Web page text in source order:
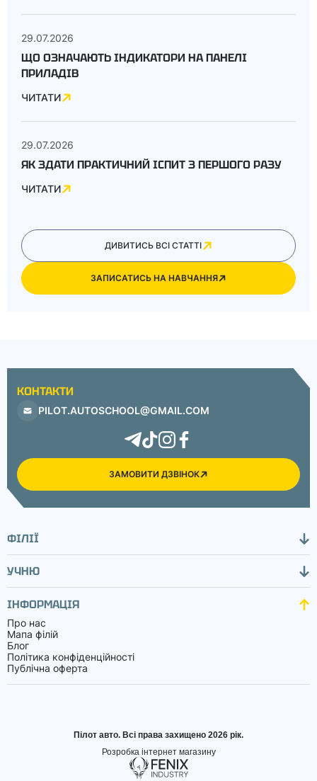
29.07.2026
ЩО ОЗНАЧАЮТЬ ІНДИКАТОРИ НА ПАНЕЛІ
ПРИЛАДІВ
ЧИТАТИ
29.07.2026
ЯК ЗДАТИ ПРАКТИЧНИЙ ІСПИТ З ПЕРШОГО РАЗУ
ЧИТАТИ
ДИВИТИСЬ ВСІ СТАТТІ
ЗАПИСАТИСЬ НА НАВЧАННЯ
ФІЛІЇ
УЧНЮ
ІНФОРМАЦІЯ
Про нас
Мапа філій
Блог
Політика конфіденційності
Публічна оферта
КОНТАКТИ
PILOT.AUTOSCHOOL@GMAIL.COM
ЗАМОВИТИ ДЗВІНОК
Пілот авто. Всі права захищено 2026 рік.
Розробка інтернет магазину